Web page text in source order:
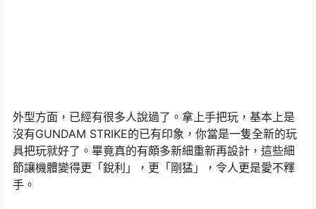
外型方面，已經有很多人說過了。拿上手把玩，基本上是
沒有GUNDAM STRIKE的已有印象，你當是一隻全新的玩
具把玩就好了。畢竟真的有頗多新細重新再設計，這些細
節讓機體變得更「銳利」，更「剛猛」，令人更是愛不釋
手。